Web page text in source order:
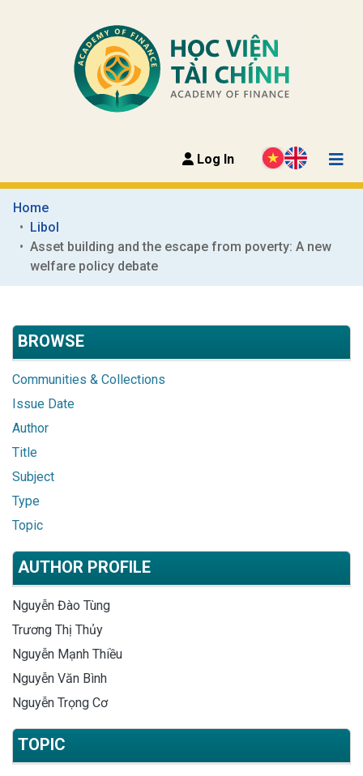
Log In
Home
Libol
Asset building and the escape from poverty: A new
welfare policy debate
BROWSE
Communities & Collections
Issue Date
Author
Title
Subject
Type
Topic
AUTHOR PROFILE
Nguyễn Đào Tùng
Trương Thị Thủy
Nguyễn Mạnh Thiều
Nguyễn Văn Bình
Nguyễn Trọng Cơ
TOPIC